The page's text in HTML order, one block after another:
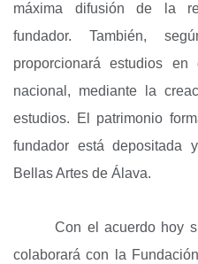
máxima difusión de la
fundador. También,
proporcionará estudios
nacional, mediante la
estudios. El patrimonio
fundador está depositada
Bellas Artes de Álava.
Con el acuerdo hoy
colaborará con la